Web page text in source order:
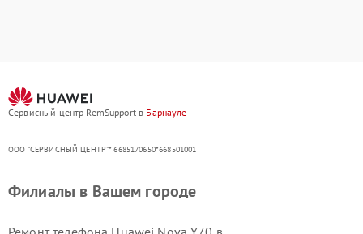
Сервисный центр RemSupport в Барнауле
ООО "СЕРВИСНЫЙ ЦЕНТР"* 6685170650*668501001
Филиалы в Вашем городе